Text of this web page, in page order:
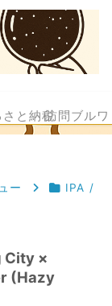
さと納税訪問ブル
ー
IPA /
City ×
(Hazy